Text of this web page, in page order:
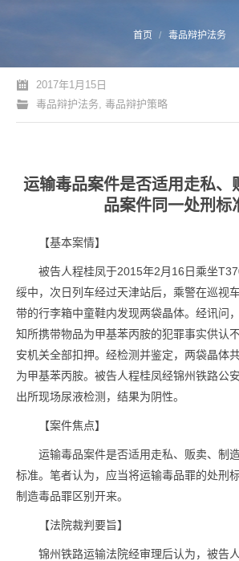
首页 毒品辩护法务
2017年1月15日
毒品辩护法务, 毒品辩护策略
运输毒品案件是否适用走私、
品案件同一处刑标
【基本案情】
被告人程桂凤于2015年2月16日乘坐
绥中，次日列车经过天津站后，乘警在巡视
带的行李箱中童鞋内发现两袋晶体。经讯问
知所携带物品为甲基苯丙胺的犯罪事实供认
安机关全部扣押。经检测并鉴定，两袋晶体
为甲基苯丙胺。被告人程桂凤经锦州铁路公
出所现场尿液检测，结果为阴性。
【案件焦点】
运输毒品案件是否适用走私、贩卖、制
标准。笔者认为，应当将运输毒品罪的处刑
制造毒品罪区别开来。
【法院裁判要旨】
锦州铁路运输法院经审理后认为，被告